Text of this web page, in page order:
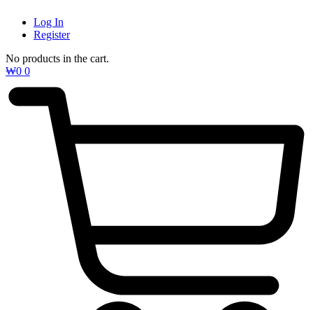
Log In
Register
No products in the cart.
₩0 0